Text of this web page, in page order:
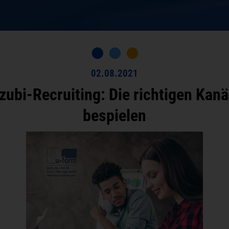
02.08.2021
Recruiting: Die richtigen
bespielen